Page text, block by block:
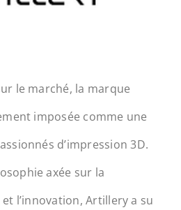
le marché, la marque
imposée comme une
d’impression 3D.
axée sur la
l’innovation, Artillery a su